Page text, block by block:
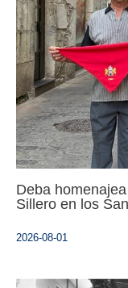
Deba
Sillero en los
2026-08-01